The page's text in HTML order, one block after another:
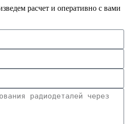
расчет и оперативно с вами